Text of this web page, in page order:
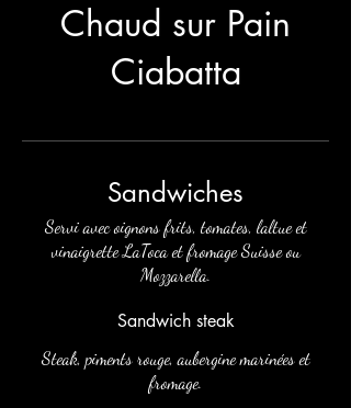
Chaud sur Pain
Ciabatta
Sandwiches
Servi avec oignons frits, tomates, laltue et
vinaigrette LaToca et fromage Suisse ou
Mozzarella.
Sandwich steak
Steak, piments rouge, aubergine marinées et
fromage.